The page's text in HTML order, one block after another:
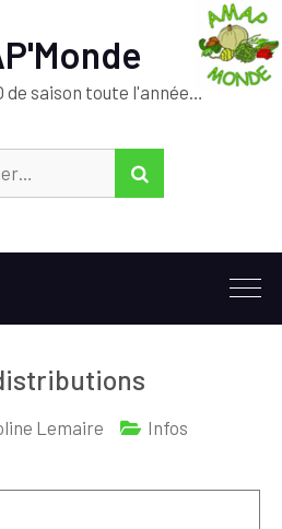
de saison toute l'année…
Lemaire
Infos